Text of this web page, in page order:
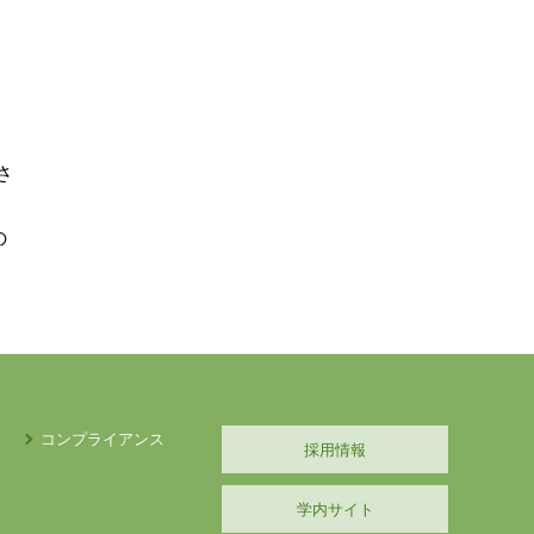
コンプライアンス
採用情報
学内サイト